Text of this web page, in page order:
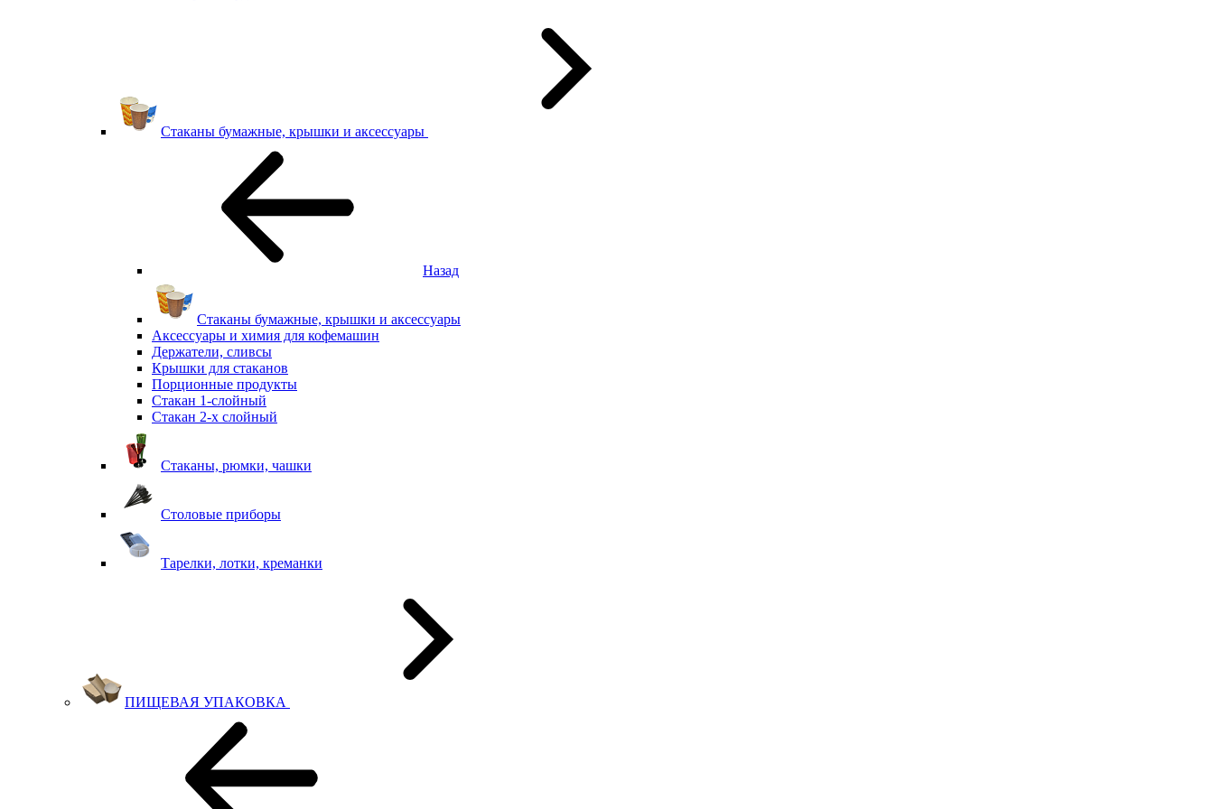
Стаканы бумажные, крышки и аксессуары
Назад
Стаканы бумажные, крышки и аксессуары
Аксессуары и химия для кофемашин
Держатели, сливсы
Крышки для стаканов
Порционные продукты
Стакан 1-слойный
Стакан 2-х слойный
Стаканы, рюмки, чашки
Столовые приборы
Тарелки, лотки, креманки
ПИЩЕВАЯ УПАКОВКА